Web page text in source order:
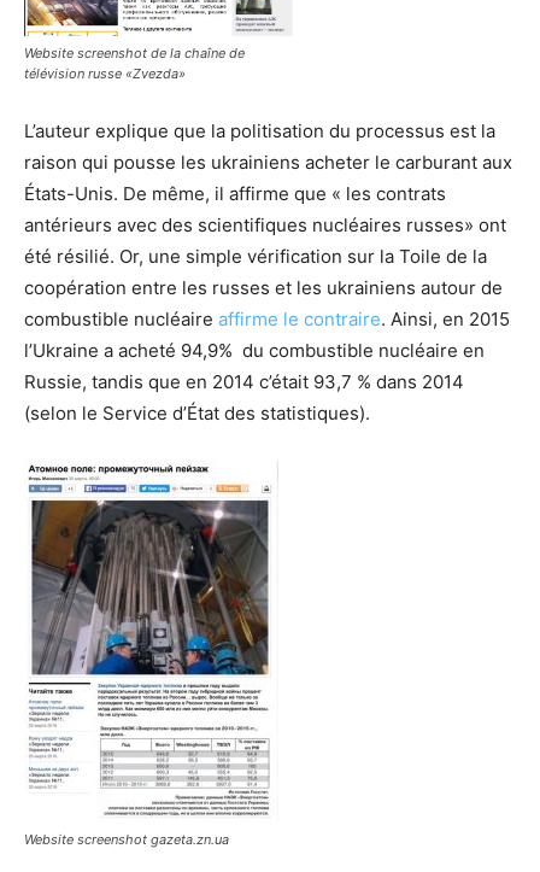
Website screenshot de la chaîne de
télévision russe «Zvezda»
L’auteur explique que la politisation du processus est la
raison qui pousse les ukrainiens acheter le carburant aux
États-Unis. De même, il affirme que « les contrats
antérieurs avec des scientifiques nucléaires russes» ont
été résilié. Or, une simple vérification sur la Toile de la
coopération entre les russes et les ukrainiens autour de
combustible nucléaire affirme le contraire. Ainsi, en 2015
l’Ukraine a acheté 94,9% du combustible nucléaire en
Russie, tandis que en 2014 c’était 93,7 % dans 2014
(selon le Service d’État des statistiques).
Website screenshot gazeta.zn.ua